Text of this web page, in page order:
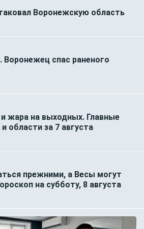
Воронежскую область
спас раненого
жара на выходных. Главные
области за 7 августа
прежними, а Весы могут
на субботу, 8 августа